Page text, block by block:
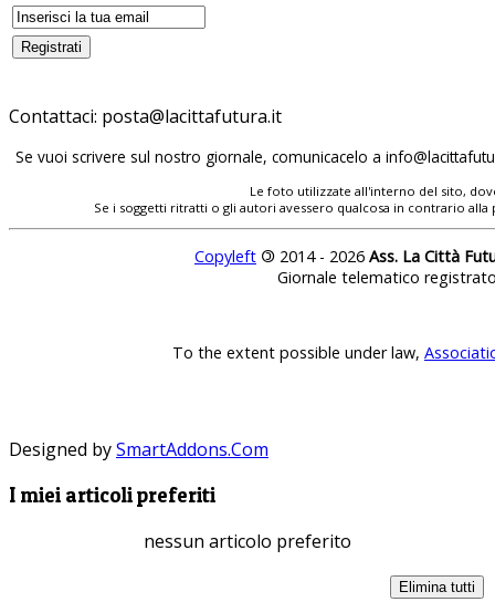
Contattaci:
Se vuoi scrivere sul nostro giornale, comunicacelo a
Le foto utilizzate all'interno del sito,
Se i soggetti ritratti o gli autori avessero qualcosa in contrario
Copyleft © 2014 - 2026 Ass. La Città
Giornale telematico
To the extent possible under law,
Designed bySmartAddons.Com
I miei articoli preferiti
nessun articolo preferito